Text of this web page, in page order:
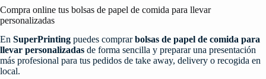
Compra online tus bolsas de papel de comida para llevar
personalizadas
En SuperPrinting puedes comprarbolsas de papel de comida para
llevar personalizadas de forma sencilla y preparar una presentación
más profesional para tus pedidos de take away, delivery o recogida en
local.